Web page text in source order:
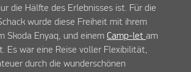
die Hälfte des Erlebnisses ist. Für die
wurde diese Freiheit mit ihrem
Skoda Enyaq, und einemCamp-letam
Es war eine Reise voller Flexibilität,
durch die wunderschönen